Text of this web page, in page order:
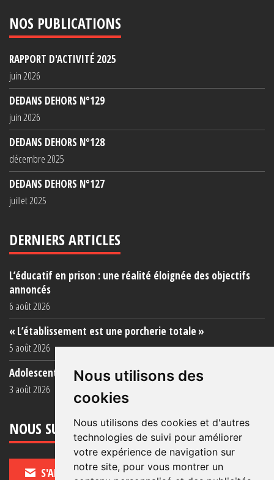
Nous utilisons des
cookies
Nous utilisons des cookies et d'autres
technologies de suivi pour améliorer
votre expérience de navigation sur
notre site, pour vous montrer un
NOS PUBLICATIONS
RAPPORT D'ACTIVITÉ 2025
juin 2026
DEDANS DEHORS N°129
juin 2026
DEDANS DEHORS N°128
décembre 2025
DEDANS DEHORS N°127
juillet 2025
DERNIERS ARTICLES
L’éducatif en prison : une réalité éloignée des objectifs
annoncés
6 août 2026
« L’établissement est une porcherie totale »
5 août 2026
Adolescent·es incarcéré·es : une faillite collective
3 août 2026
NOUS SUIVRE
S'ABONNER